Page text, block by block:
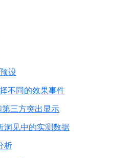
设
不同的效果事件
第三方突出显示
洞见中的实测数据
析